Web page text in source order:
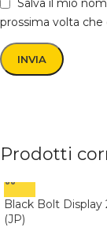
Salva il mio
prossima volta
Prodotti
Black Bolt Display
(JP)